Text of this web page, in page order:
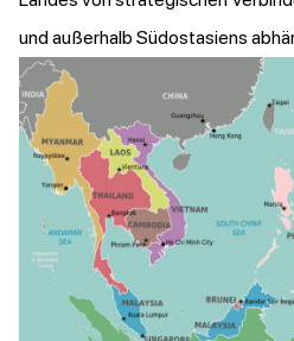
und außerhalb Südostasiens